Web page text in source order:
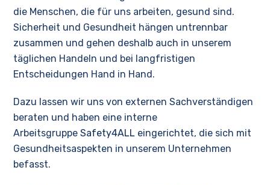
die Menschen, die für uns arbeiten, gesund sind.
Sicherheit und Gesundheit hängen untrennbar
zusammen und gehen deshalb auch in unserem
täglichen Handeln und bei langfristigen
Entscheidungen Hand in Hand.
Dazu lassen wir uns von externen Sachverständigen
beraten und haben eine interne
ArbeitsgruppeSafety4ALL eingerichtet, die sich mit
Gesundheitsaspekten in unserem Unternehmen
befasst.